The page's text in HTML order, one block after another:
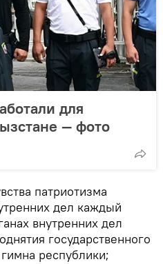
для
— фото
патриотизма
дел каждый
внутренних дел
государственного
республики;